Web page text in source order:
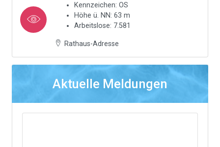
Kennzeichen: OS
Höhe ü. NN: 63 m
Arbeitslose: 7.581
Rathaus-Adresse
Aktuelle Meldungen